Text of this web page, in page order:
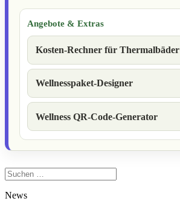
Angebote & Extras
Kosten-Rechner für Thermalbäder
Wellnesspaket-Designer
Wellness QR-Code-Generator
Suchen
nach:
News